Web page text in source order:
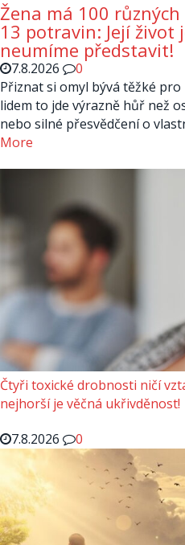
Žena má 100
13 potravin: Její život
neumíme představit!
7.8.2026
0
Přiznat si omyl bývá těžké
lidem to jde výrazně hůř než
nebo silné přesvědčení o
More
Čtyři toxické drobnosti ničí
nejhorší je věčná ukřivděnost!
7.8.2026
0